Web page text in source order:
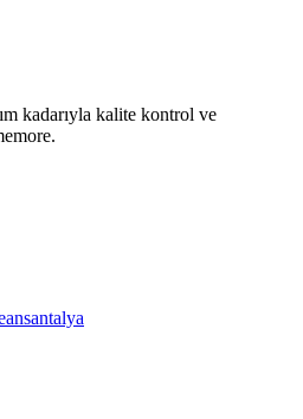
kadarıyla kalite kontrol ve